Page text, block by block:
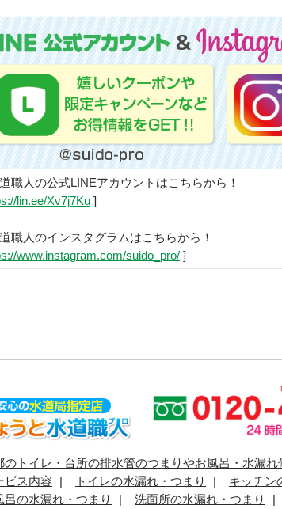
職人の公式LINEアカウントはこちらから！
lin.ee/Xv7j7Ku ]
職人のインスタグラムはこちらから！
www.instagram.com/suido_pro/ ]
のトイレ・台所の排水管のつまりやお風呂・水漏れ
ビス内容
トイレの水漏れ・つまり
キッチン
呂の水漏れ・つまり
洗面所の水漏れ・つまり